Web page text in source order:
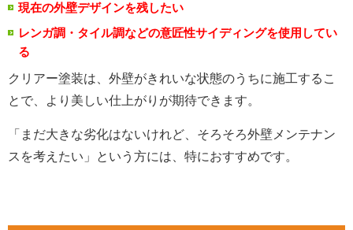
現在の外壁デザインを残したい
レンガ調・タイル調などの意匠性サイディングを使用してい
る
クリアー塗装は、外壁がきれいな状態のうちに施工するこ
とで、より美しい仕上がりが期待できます。
「まだ大きな劣化はないけれど、そろそろ外壁メンテナン
スを考えたい」という方には、特におすすめです。